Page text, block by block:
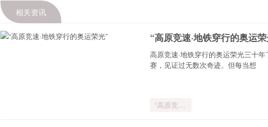
相关资讯
“高原竞速·地铁穿行的奥运
高原竞速·地铁穿行的奥运荣光三十
赛，见证过无数次奇迹。但每当想
“高原竞速·